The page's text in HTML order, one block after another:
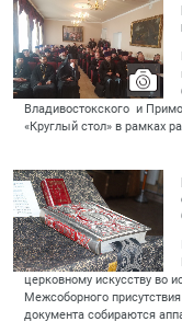
Владивостокского и
«Круглый стол» в рамках
церковному искусству во
Межсоборного
документа собираются